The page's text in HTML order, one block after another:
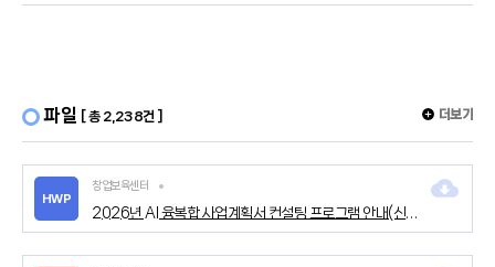
파일 [ 총 2,238건 ] 더보기
HWP
창업보육센터
2026년 AI 융복합 사업계획서 컨설팅 프로그램 안내(신청서 포함).hwp